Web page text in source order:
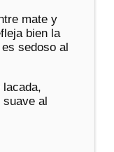
mate y
bien la
sedoso al
al